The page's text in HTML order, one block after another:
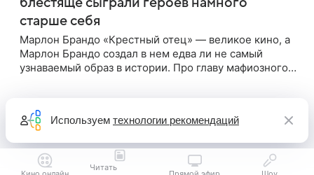
старше себя
Марлон Брандо «Крестный отец» — великое кино, а
Марлон Брандо создал в нем едва ли не самый
узнаваемый образ в истории. Про главу мафиозного
Читать
Используем технологии рекомендаций